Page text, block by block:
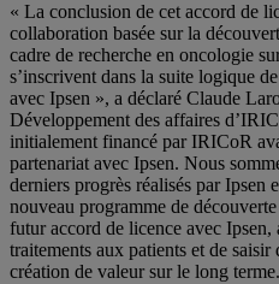
« La conclusion de cet accord de
collaboration basée sur la
cadre de recherche en oncologie
s’inscrivent dans la suite logique
avec Ipsen », a déclaré Claude
Développement des affaires
initialement financé par IRICoR
partenariat avec Ipsen. Nous
derniers progrès réalisés par Ipsen
nouveau programme de
futur accord de licence avec
traitements aux patients et de
création de valeur sur le long